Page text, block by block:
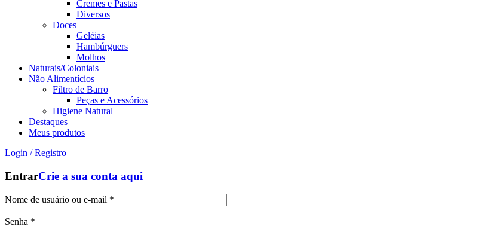
Cremes e Pastas
Diversos
Doces
Geléias
Hambúrguers
Molhos
Naturais/Coloniais
Não Alimentícios
Filtro de Barro
Peças e Acessórios
Higiene Natural
Destaques
Meus produtos
Login / Registro
EntrarCrie a sua conta aqui
Nome de usuário ou e-mail *
Senha *